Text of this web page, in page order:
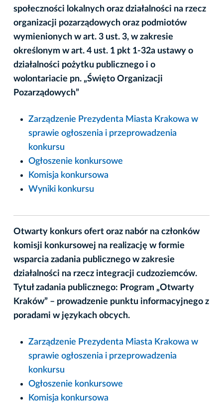
społeczności lokalnych oraz działalności na rzecz
organizacji pozarządowych oraz podmiotów
wymienionych w art. 3 ust. 3, w zakresie
określonym w art. 4 ust. 1 pkt 1-32a ustawy o
działalności pożytku publicznego i o
wolontariacie pn. „Święto Organizacji
Pozarządowych”
Zarządzenie Prezydenta Miasta Krakowa w
sprawie ogłoszenia i przeprowadzenia
konkursu
Ogłoszenie konkursowe
Komisja konkursowa
Wyniki konkursu
Otwarty konkurs ofert oraz nabór na członków
komisji konkursowej na realizację w formie
wsparcia zadania publicznego w zakresie
działalności na rzecz integracji cudzoziemców.
Tytuł zadania publicznego: Program „Otwarty
Kraków” – prowadzenie punktu informacyjnego z
poradami w językach obcych.
Zarządzenie Prezydenta Miasta Krakowa w
sprawie ogłoszenia i przeprowadzenia
konkursu
Ogłoszenie konkursowe
Komisja konkursowa